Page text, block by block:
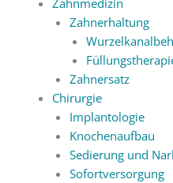
Zahnmedizin
Zahnerhaltung
Zahnersatz
Chirurgie
Implantologie
Knochenaufbau
Sedierung und
Sofortversorgung